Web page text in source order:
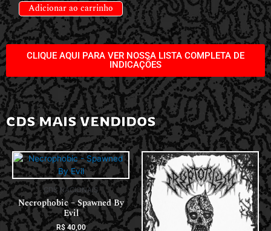
Adicionar ao carrinho
CLIQUE AQUI PARA VER NOSSA LISTA COMPLETA DE
INDICAÇÕES
CDS MAIS VENDIDOS
CDS NACIONAIS
Necrophobic – Spawned By
Evil
R$40,00